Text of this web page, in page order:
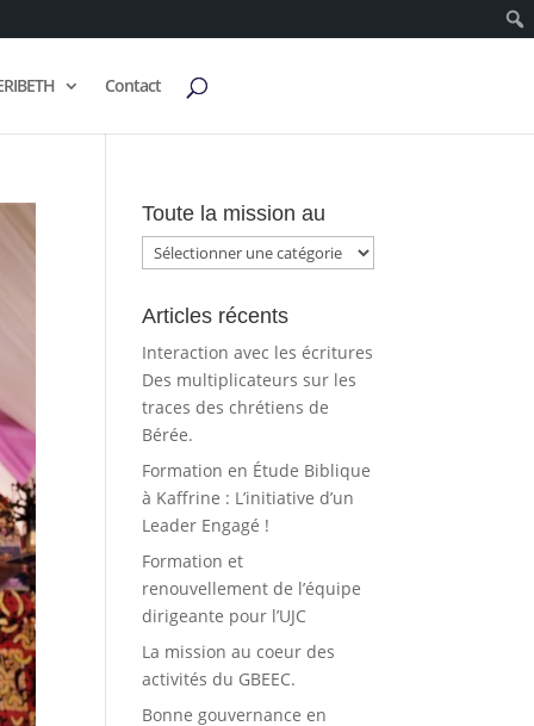
Contact
Toute la mission au
Toute
la
mission
au
Articles récents
Interaction avec les écritures
Des multiplicateurs sur les
traces des chrétiens de
Bérée.
Formation en Étude Biblique
à Kaffrine : L’initiative d’un
Leader Engagé !
Formation et
renouvellement de l’équipe
dirigeante pour l’UJC
La mission au coeur des
activités du GBEEC.
Bonne gouvernance en